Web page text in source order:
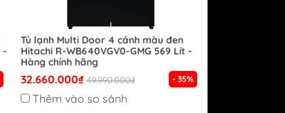
-
Tủ lạnh Multi Door 4 cánh màu đen
Hitachi R-WB640VGV0-GMG 569 Lít -
Hàng chính hãng
32.660.000₫ 49.990.000₫ - 35%
Thêm vào so sánh